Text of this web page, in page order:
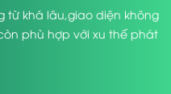
từ khá lâu,giao diện không
phù hợp với xu thế phát